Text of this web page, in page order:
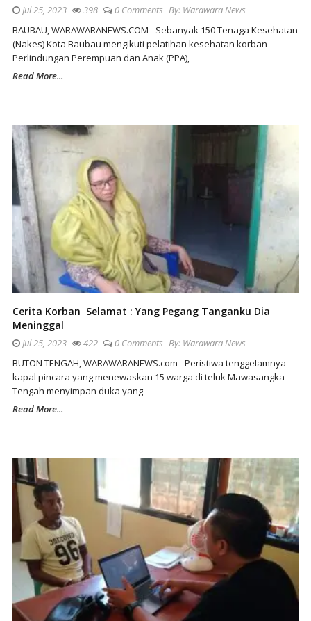
Jul 25, 2023 398 0 Comments By: Warawara News
BAUBAU, WARAWARANEWS.COM - Sebanyak 150 Tenaga Kesehatan
(Nakes) Kota Baubau mengikuti pelatihan kesehatan korban
Perlindungan Perempuan dan Anak (PPA),
Read More...
Cerita Korban Selamat : Yang Pegang Tanganku Dia
Meninggal
Jul 25, 2023 422 0 Comments By: Warawara News
BUTON TENGAH, WARAWARANEWS.com - Peristiwa tenggelamnya
kapal pincara yang menewaskan 15 warga di teluk Mawasangka
Tengah menyimpan duka yang
Read More...